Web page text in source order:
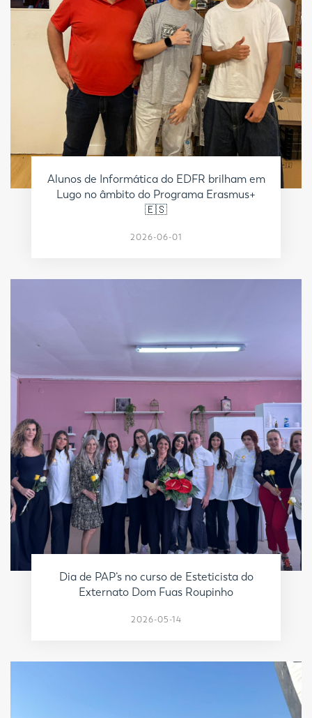
Alunos de Informática do EDFR brilham em
Lugo no âmbito do Programa Erasmus+
🇪🇸
2026-06-01
Dia de PAP’s no curso de Esteticista do
Externato Dom Fuas Roupinho
2026-05-14